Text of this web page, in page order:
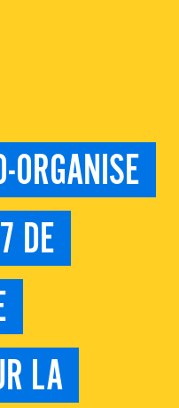
ORGANISE
DE
LA